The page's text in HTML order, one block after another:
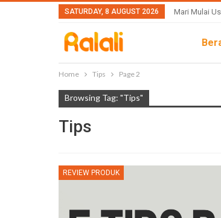
SATURDAY, 8 AUGUST 2026 Mari Mulai
Home Tips Page 2
Browsing Tag: "Tips"
Tips
REVIEW PRODUK